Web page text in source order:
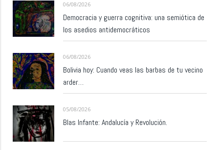
06/08/2026
Democracia y guerra cognitiva: una semiótica de
los asedios antidemocráticos
06/08/2026
Bolivia hoy: Cuando veas las barbas de tu vecino
arder…
05/08/2026
Blas Infante: Andalucía y Revolución.